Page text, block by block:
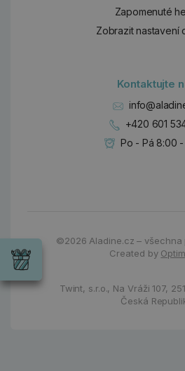
Zapomenuté
Zobrazit nastavení
Kontaktujte
+420 601
Po - Pá 8:00 -
©2026 Aladine.cz –
Created by
Twint, s.r.o., Na Vráži 107,
Česká
Wrendale
příležitost
Chci si vybrat